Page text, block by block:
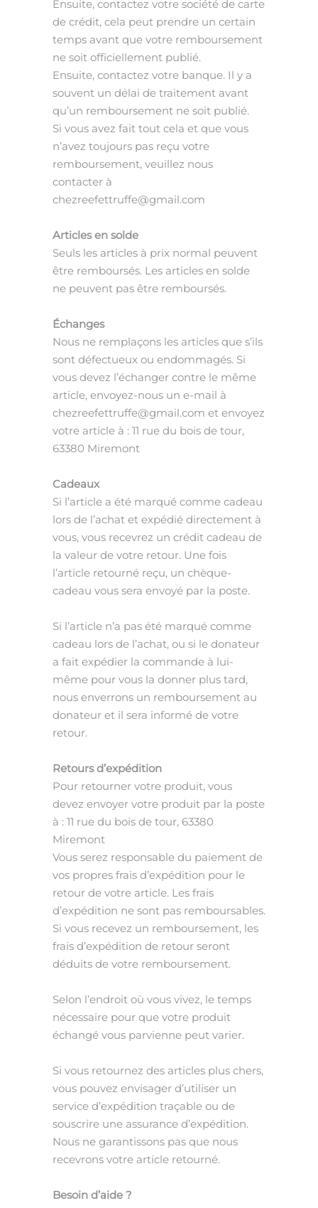
Ensuite, contactez votre société de carte
de crédit, cela peut prendre un certain
temps avant que votre remboursement
ne soit officiellement publié.
Ensuite, contactez votre banque. Il y a
souvent un délai de traitement avant
qu’un remboursement ne soit publié.
Si vous avez fait tout cela et que vous
n’avez toujours pas reçu votre
remboursement, veuillez nous
contacter à
chezreefettruffe@gmail.com
Articles en solde
Seuls les articles à prix normal peuvent
être remboursés. Les articles en solde
ne peuvent pas être remboursés.
Échanges
Nous ne remplaçons les articles que s’ils
sont défectueux ou endommagés. Si
vous devez l’échanger contre le même
article, envoyez-nous un e-mail à
chezreefettruffe@gmail.com et envoyez
votre article à : 11 rue du bois de tour,
63380 Miremont
Cadeaux
Si l’article a été marqué comme cadeau
lors de l’achat et expédié directement à
vous, vous recevrez un crédit cadeau de
la valeur de votre retour. Une fois
l’article retourné reçu, un chèque-
cadeau vous sera envoyé par la poste.
Si l’article n’a pas été marqué comme
cadeau lors de l’achat, ou si le donateur
a fait expédier la commande à lui-
même pour vous la donner plus tard,
nous enverrons un remboursement au
donateur et il sera informé de votre
retour.
Retours d’expédition
Pour retourner votre produit, vous
devez envoyer votre produit par la poste
à : 11 rue du bois de tour, 63380
Miremont
Vous serez responsable du paiement de
vos propres frais d’expédition pour le
retour de votre article. Les frais
d’expédition ne sont pas remboursables.
Si vous recevez un remboursement, les
frais d’expédition de retour seront
déduits de votre remboursement.
Selon l’endroit où vous vivez, le temps
nécessaire pour que votre produit
échangé vous parvienne peut varier.
Si vous retournez des articles plus chers,
vous pouvez envisager d’utiliser un
service d’expédition traçable ou de
souscrire une assurance d’expédition.
Nous ne garantissons pas que nous
recevrons votre article retourné.
Besoin d’aide ?